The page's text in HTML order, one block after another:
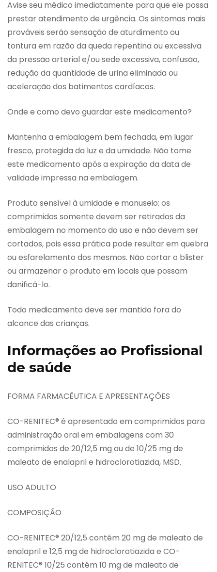
Avise seu médico imediatamente para que ele possa
prestar atendimento de urgência. Os sintomas mais
prováveis serão sensação de aturdimento ou
tontura em razão da queda repentina ou excessiva
da pressão arterial e/ou sede excessiva, confusão,
redução da quantidade de urina eliminada ou
aceleração dos batimentos cardíacos.
Onde e como devo guardar este medicamento?
Mantenha a embalagem bem fechada, em lugar
fresco, protegida da luz e da umidade. Não tome
este medicamento após a expiração da data de
validade impressa na embalagem.
Produto sensível à umidade e manuseio: os
comprimidos somente devem ser retirados da
embalagem no momento do uso e não devem ser
cortados, pois essa prática pode resultar em quebra
ou esfarelamento dos mesmos. Não cortar o blister
ou armazenar o produto em locais que possam
danificá-lo.
Todo medicamento deve ser mantido fora do
alcance das crianças.
Informações ao Profissional
de saúde
FORMA FARMACÊUTICA E APRESENTAÇÕES
CO-RENITEC® é apresentado em comprimidos para
administração oral em embalagens com 30
comprimidos de 20/12,5 mg ou de 10/25 mg de
maleato de enalapril e hidroclorotiazida, MSD.
USO ADULTO
COMPOSIÇÃO
CO-RENITEC® 20/12,5 contém 20 mg de maleato de
enalapril e 12,5 mg de hidroclorotiazida e CO-
RENITEC® 10/25 contém 10 mg de maleato de